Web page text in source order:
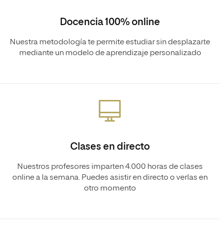
Docencia 100% online
Nuestra metodología te permite estudiar sin desplazarte
mediante un modelo de aprendizaje personalizado
Clases en directo
Nuestros profesores imparten 4.000 horas de clases
online a la semana. Puedes asistir en directo o verlas en
otro momento